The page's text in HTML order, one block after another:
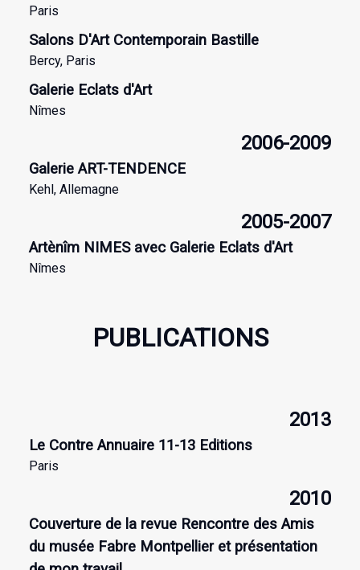
Paris
Salons D'Art Contemporain Bastille
Bercy, Paris
Galerie Eclats d'Art
Nîmes
2006-2009
Galerie ART-TENDENCE
Kehl, Allemagne
2005-2007
Artènîm NIMES avec Galerie Eclats d'Art
Nîmes
PUBLICATIONS
2013
Le Contre Annuaire 11-13 Editions
Paris
2010
Couverture de la revue Rencontre des Amis
du musée Fabre Montpellier et présentation